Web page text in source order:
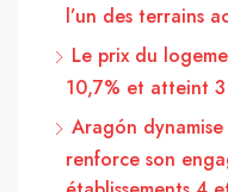
l’un des terrains
Le prix du
10,7% et atteint
Aragón
renforce son